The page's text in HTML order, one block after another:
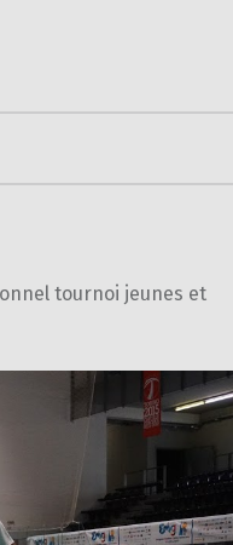
tournoi jeunes et